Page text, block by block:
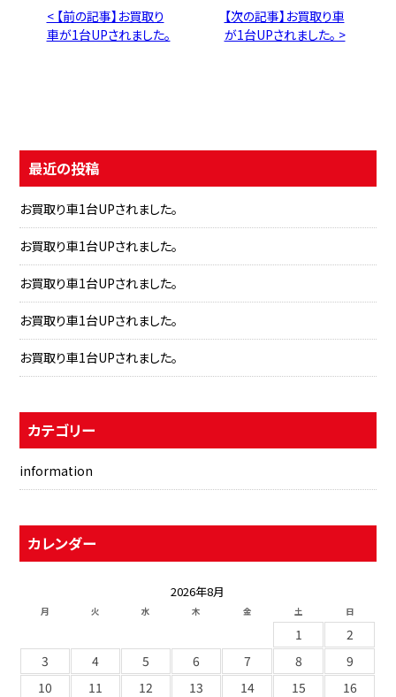
< 【前の記事】お買取り
車が1台UPされました。
【次の記事】お買取り車
が1台UPされました。 >
最近の投稿
お買取り車1台UPされました。
お買取り車1台UPされました。
お買取り車1台UPされました。
お買取り車1台UPされました。
お買取り車1台UPされました。
カテゴリー
information
カレンダー
2026年8月
月 火 水 木 金 土 日
1
2
3
4 5 6 7 8
9
10
11 12 13 14 15
16